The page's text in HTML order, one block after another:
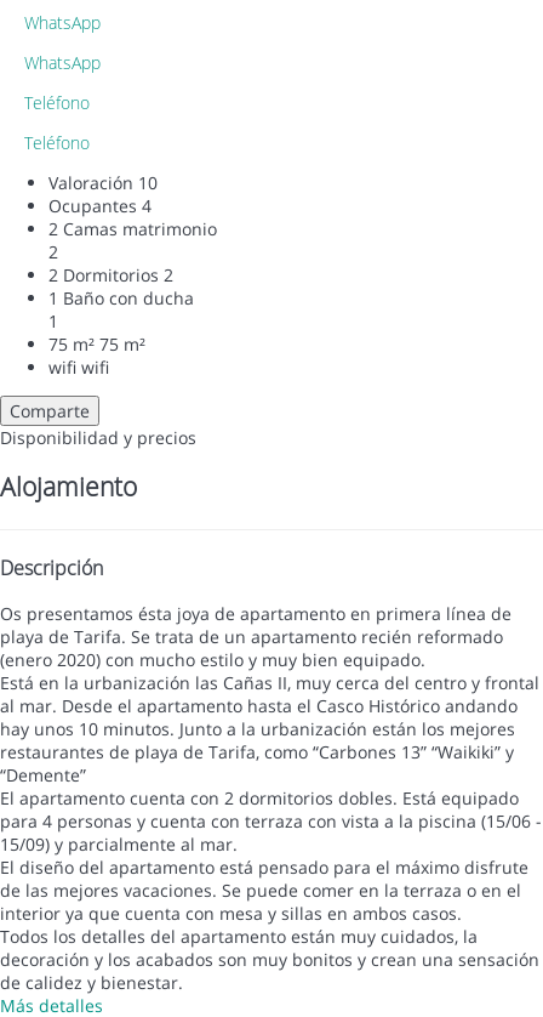
WhatsApp
WhatsApp
Teléfono
Teléfono
Valoración 10
Ocupantes 4
2 Camas matrimonio
2
2 Dormitorios 2
1 Baño con ducha
1
75 m² 75 m²
wifi wifi
Comparte
Disponibilidad y precios
Alojamiento
Descripción
Os presentamos ésta joya de apartamento en primera línea de
playa de Tarifa. Se trata de un apartamento recién reformado
(enero 2020) con mucho estilo y muy bien equipado.
Está en la urbanización las Cañas II, muy cerca del centro y frontal
al mar. Desde el apartamento hasta el Casco Histórico andando
hay unos 10 minutos. Junto a la urbanización están los mejores
restaurantes de playa de Tarifa, como “Carbones 13” “Waikiki” y
“Demente”
El apartamento cuenta con 2 dormitorios dobles. Está equipado
para 4 personas y cuenta con terraza con vista a la piscina (15/06 -
15/09) y parcialmente al mar.
El diseño del apartamento está pensado para el máximo disfrute
de las mejores vacaciones. Se puede comer en la terraza o en el
interior ya que cuenta con mesa y sillas en ambos casos.
Todos los detalles del apartamento están muy cuidados, la
decoración y los acabados son muy bonitos y crean una sensación
de calidez y bienestar.
Más detalles